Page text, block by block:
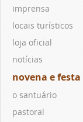
imprensa
locais turísticos
loja oficial
notícias
novena e festa
o santuário
pastoral